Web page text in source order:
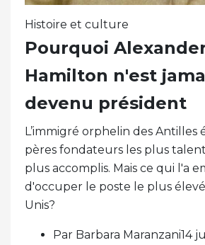
Histoire et culture
Pourquoi
Hamilton n'est
devenu président
L’immigré orphelin des Antilles
pères fondateurs les plus
plus accomplis. Mais ce qui l'a
d'occuper le poste le plus
Unis?
Par Barbara Maranzani14